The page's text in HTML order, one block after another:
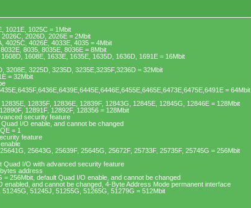
1021E, 1025C = 1Mbit
2026D, 2026E = 2Mbit
4025C, 4026E, 4033E, 4035 = 4Mbit
8035, 8035E, 8036E = 8Mbit
1608E, 1633E, 1635E, 1635D, 1636D, 1691E = 16Mbit
3208E, 3225D, 3235D, 3235E,3235F,3236D = 32Mbit
= 32Mbit
= 64Mbit
12835F, 12836E, 12839F, 12843G, 12845E, 12845G, 12846E = 128Mbit
12891F, 12892F, 128356 = 128Mbit
security feature
I/O enable, and cannot be changed
= 1
feature
25643G, 25639F, 25645G, 25672F, 25733F, 25735F, 25745G = 256Mbit
Quad I/O with advanced security feature
address
= 256Mbit, default Quad I/O enable, and cannot be changed
enabled, and cannot be changed, 4-Byte Address Mode permanent interface
51245J, 51255G, 51265G, 51279G = 512Mbit